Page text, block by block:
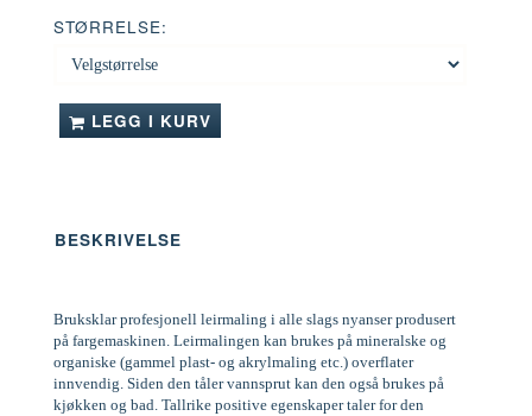
STØRRELSE:
LEGG I KURV
BESKRIVELSE
Bruksklar profesjonell leirmaling i alle slags nyanser produsert
på fargemaskinen. Leirmalingen kan brukes på mineralske og
organiske (gammel plast- og akrylmaling etc.) overflater
innvendig. Siden den tåler vannsprut kan den også brukes på
kjøkken og bad. Tallrike positive egenskaper taler for den